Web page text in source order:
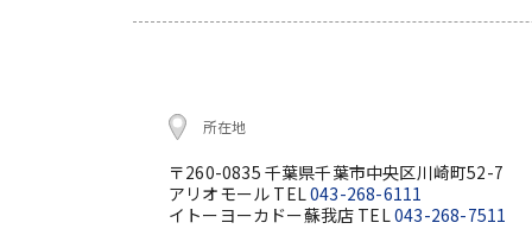
所在地
〒260-0835 千葉県千葉市中央区川崎町52-7
アリオモール TEL043-268-6111
イトーヨーカドー蘇我店 TEL043-268-7511